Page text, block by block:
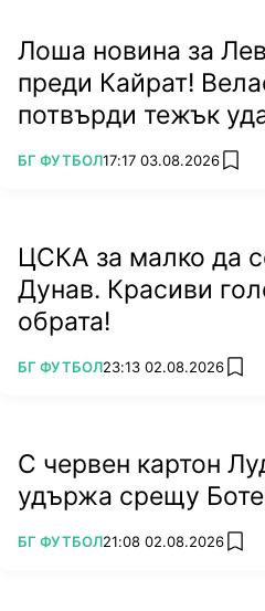
Лоша новина за
преди Кайрат!
потвърди тежък
ПОВЕЧЕ ОТ
БГ ФУТБОЛ17:17 03.08.2026 add
ЦСКА за малко да
Дунав. Красиви
обрата!
ПОВЕЧЕ ОТ
БГ ФУТБОЛ23:13 02.08.2026 add
С червен картон
удържа срещу
ПОВЕЧЕ ОТ
БГ ФУТБОЛ21:08 02.08.2026 add